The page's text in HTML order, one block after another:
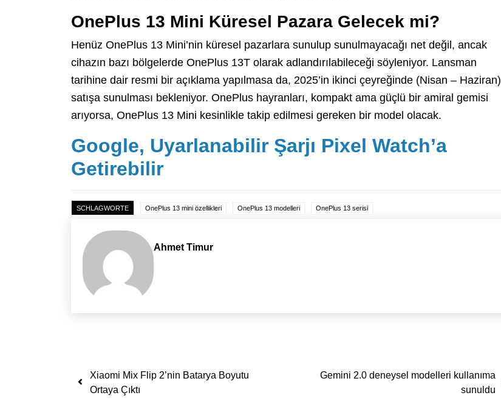
OnePlus 13 Mini Küresel Pazara Gelecek mi?
Henüz OnePlus 13 Mini’nin küresel pazarlara sunulup sunulmayacağı net değil, ancak
cihazın bazı bölgelerde OnePlus 13T olarak adlandırılabileceği söyleniyor. Lansman
tarihine dair resmi bir açıklama yapılmasa da, 2025’in ikinci çeyreğinde (Nisan – Haziran)
satışa sunulması bekleniyor. OnePlus hayranları, kompakt ama güçlü bir amiral gemisi
arıyorsa, OnePlus 13 Mini kesinlikle takip edilmesi gereken bir model olacak.
Google, Uyarlanabilir Şarjı Pixel Watch’a
Getirebilir
SCHLAGWORTE OnePlus 13 mini özellikleri OnePlus 13 modelleri OnePlus 13 serisi
Ahmet Timur
Yazı dolaşımı
Xiaomi Mix Flip 2’nin Batarya Boyutu
Ortaya Çıktı
Gemini 2.0 deneysel modelleri kullanıma
sunuldu